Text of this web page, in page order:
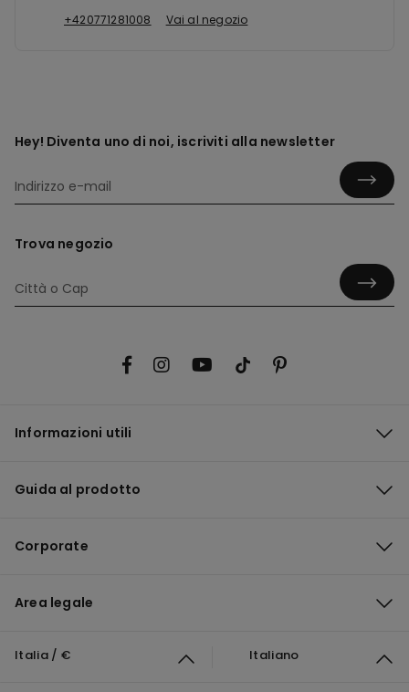
+420771281008
Vai al negozio
Hey! Diventa uno di noi, iscriviti alla newsletter
Trova negozio
Informazioni utili
Guida al prodotto
Corporate
Area legale
Italia / € Italiano